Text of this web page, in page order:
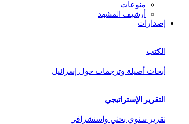
منوعات
أرشيف المشهد
إصدارات
الكتب
أبحاث أصيلة وترجمات حول إسرائيل
التقرير الإستراتيجي
تقرير سنوي بحثي واستشرافي